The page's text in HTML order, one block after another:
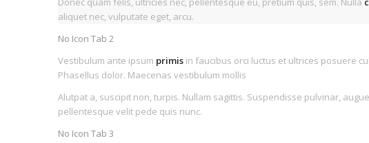
aliquet nec, vulputate eget, arcu.
No Icon Tab 2
Vestibulum ante ipsum primisin faucibus orci luctus et ultrices posuere
Phasellus dolor. Maecenas vestibulum mollis
Alutpat a, suscipit non, turpis. Nullam sagittis. Suspendisse pulvinar,
pellentesque velit pede quis nunc.
No Icon Tab 3